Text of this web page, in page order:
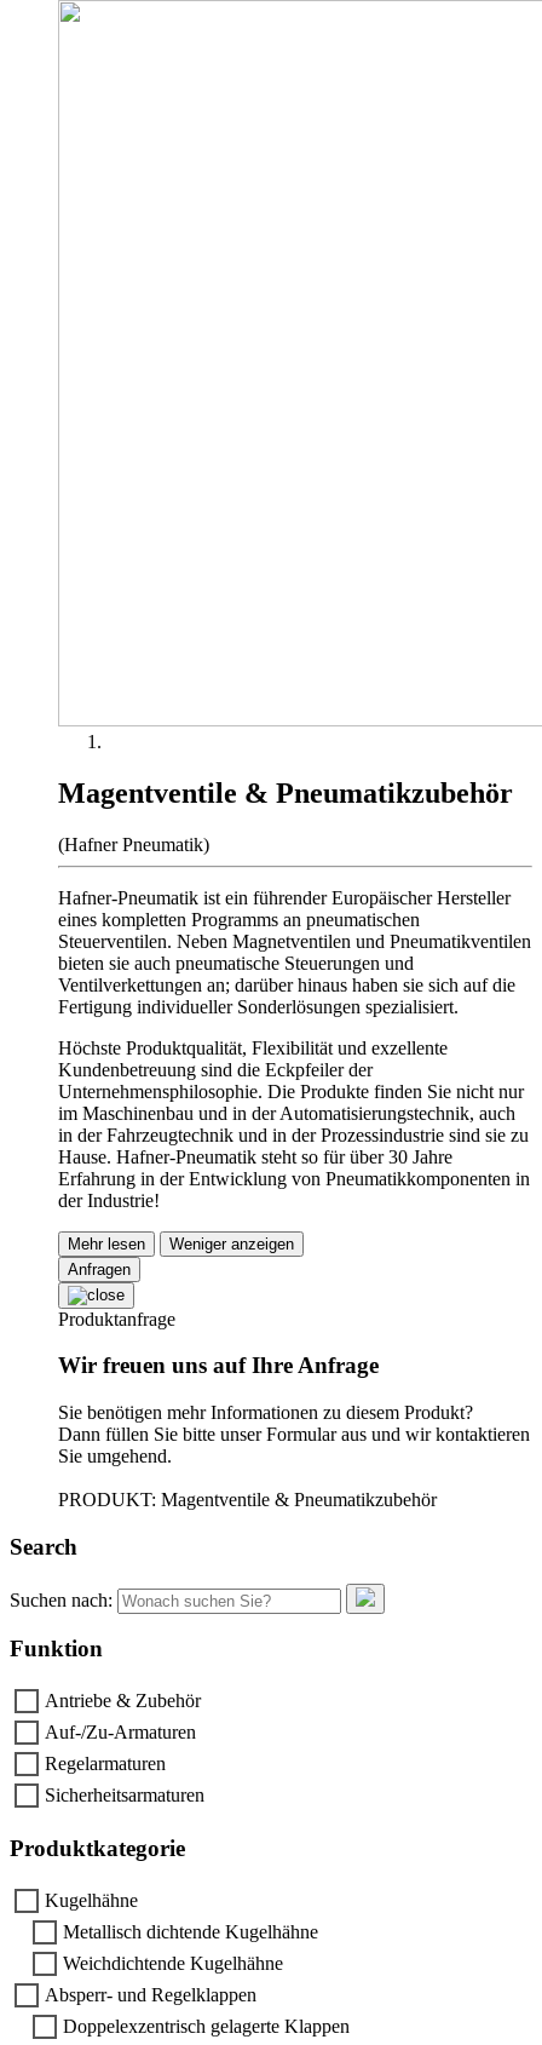
Magentventile & Pneumatikzubehör
(Hafner Pneumatik)
Hafner-Pneumatik ist ein führender Europäischer Hersteller
eines kompletten Programms an pneumatischen
Steuerventilen. Neben Magnetventilen und Pneumatikventilen
bieten sie auch pneumatische Steuerungen und
Ventilverkettungen an; darüber hinaus haben sie sich auf die
Fertigung individueller Sonderlösungen spezialisiert.
Höchste Produktqualität, Flexibilität und exzellente
Kundenbetreuung sind die Eckpfeiler der
Unternehmensphilosophie. Die Produkte finden Sie nicht nur
im Maschinenbau und in der Automatisierungstechnik, auch
in der Fahrzeugtechnik und in der Prozessindustrie sind sie zu
Hause. Hafner-Pneumatik steht so für über 30 Jahre
Erfahrung in der Entwicklung von Pneumatikkomponenten in
der Industrie!
Mehr lesen
Weniger anzeigen
Anfragen
Produktanfrage
Wir freuen uns auf Ihre Anfrage
Sie benötigen mehr Informationen zu diesem Produkt?
Dann füllen Sie bitte unser Formular aus und wir kontaktieren
Sie umgehend.
PRODUKT: Magentventile & Pneumatikzubehör
Search
Suchen nach:
Funktion
Antriebe & Zubehör
Auf-/Zu-Armaturen
Regelarmaturen
Sicherheitsarmaturen
Produktkategorie
Kugelhähne
Metallisch dichtende Kugelhähne
Weichdichtende Kugelhähne
Absperr- und Regelklappen
Doppelexzentrisch gelagerte Klappen